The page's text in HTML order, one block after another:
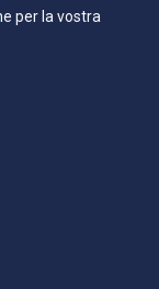
per la vostra